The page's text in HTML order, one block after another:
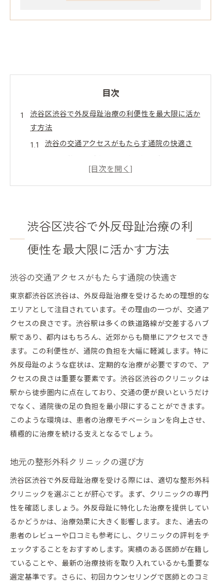
目次
渋谷区渋谷で外反母趾治療の利便性を最大限に活か
す方法
渋谷の交通アクセスがもたらす通院の快適さ
通院の手間を減らすオンライン予約システム
個別対応の施術が光る渋谷区渋谷での外反母趾治療
専門家による詳細な足の診断方法
効果を高めるための専門家によるモニタリング
治療の進捗を確認する定期的なフォローアップ
カスタマイズされたセルフケア指導
最新技術で外反母趾症状を改善渋谷区渋谷の取り組
み
最新機器を利用した体験的治療
痛みを軽減するための最新テクノロジー
効果的な治療を可能にする新しい施術法
治療の現場で活かされる研究成果
最新技術導入による治療時間の短縮
日常生活でのセルフケア指導の重要性
痛みを和らげるための簡単なエクササイズ
治療効果を持続させるための生活習慣の改善
セルフケア指導に基づく定期的なセルフチェッ
ク
渋谷区渋谷で外反母趾治療の利
便性を最大限に活かす方法
渋谷の交通アクセスがもたらす通院の快適さ
東京都渋谷区渋谷は、外反母趾治療を受けるための理想的な
エリアとして注目されています。その理由の一つが、交通ア
クセスの良さです。渋谷駅は多くの鉄道路線が交差するハブ
駅であり、都内はもちろん、近郊からも簡単にアクセスでき
ます。この利便性が、通院の負担を大幅に軽減します。特に
外反母趾のような症状は、定期的な治療が必要ですので、ア
クセスの良さは重要な要素です。渋谷区渋谷のクリニックは
駅から徒歩圏内に点在しており、交通の便が良いというだけ
でなく、通院後の足の負担を最小限にすることができます。
このような環境は、患者の治療モチベーションを向上させ、
積極的に治療を続ける支えとなるでしょう。
地元の整形外科クリニックの選び方
渋谷区渋谷で外反母趾治療を受ける際には、適切な整形外科
クリニックを選ぶことが肝心です。まず、クリニックの専門
性を確認しましょう。外反母趾に特化した治療を提供してい
るかどうかは、治療効果に大きく影響します。また、過去の
患者のレビューや口コミも参考にし、クリニックの評判をチ
ェックすることをおすすめします。実績のある医師が在籍し
ていることや、最新の治療技術を取り入れているかも重要な
選定基準です。さらに、初回カウンセリングで医師とのコミ